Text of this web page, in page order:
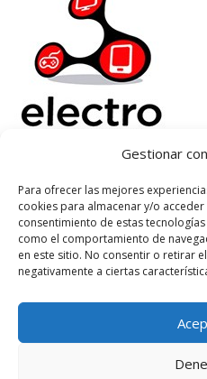
Gestionar
Para ofrecer las mejores
cookies para almacenar y/o
consentimiento de estas
como el comportamiento de
en este sitio. No consentir o retirar
negativamente a ciertas
Electrorenover
Ayuda
Legal
Suscribete